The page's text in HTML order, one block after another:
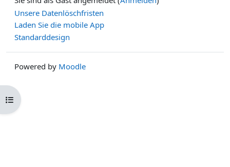
Kursindex öffnen
Unsere Datenlöschfristen
Laden Sie die mobile App
Standarddesign
Powered by Moodle